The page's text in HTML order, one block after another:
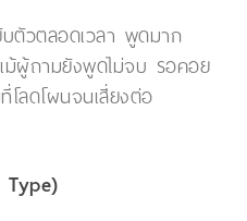
ตัวตลอดเวลา พูดมาก
ผู้ถามยังพูดไม่จบ รอคอย
โลดโผนจนเสี่ยงต่อ